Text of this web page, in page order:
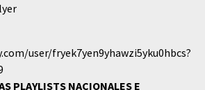
user/fryek7yen9yhawzi5yku0hbcs?
PLAYLISTS NACIONALES E